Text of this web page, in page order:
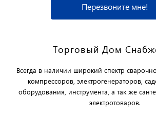
Перезвоните мне!
Торговый Дом
Всегда в наличии широкий спектр
компрессоров, электрогенераторов,
оборудования, инструмента, а так же
электротоваров.